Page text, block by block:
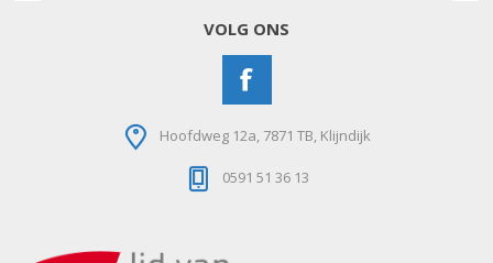
VOLG ONS
Hoofdweg 12a, 7871 TB, Klijndijk
0591 51 36 13